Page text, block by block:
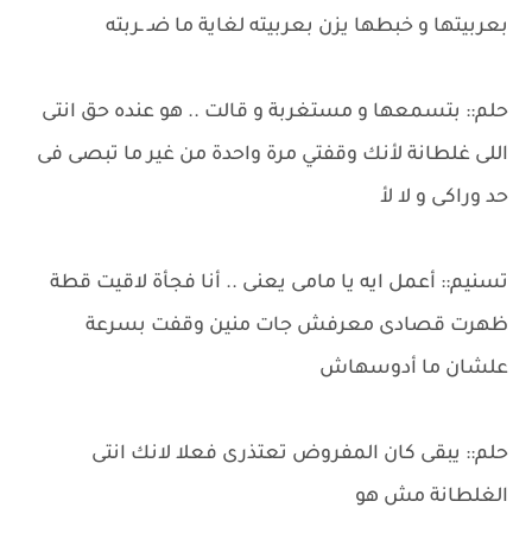
بعربيتها و خبطها يزن بعربيته لغاية ما ضـ ـربته
حلم:: بتسمعها و مستغربة و قالت .. هو عنده حق انتى
اللى غلطانة لأنك وقفتي مرة واحدة من غير ما تبصى فى
حد وراكى و لا لأ
تسنيم:: أعمل ايه يا مامى يعنى .. أنا فجأة لاقيت قطة
ظهرت قصادى معرفش جات منين وقفت بسرعة
علشان ما أدوسهاش
حلم:: يبقى كان المفروض تعتذرى فعلا لانك انتى
الغلطانة مش هو